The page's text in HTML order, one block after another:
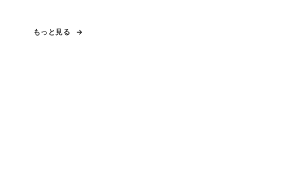
もっと見る